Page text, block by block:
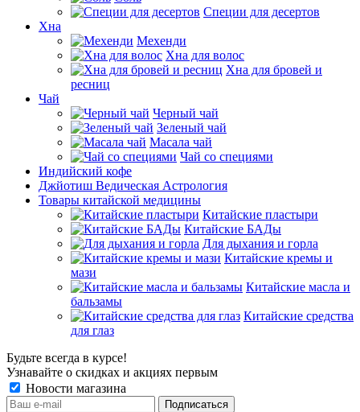
Специи для десертов
Хна
Мехенди
Хна для волос
Хна для бровей и
ресниц
Чай
Черный чай
Зеленый чай
Масала чай
Чай со специями
Индийский кофе
Джйотиш Ведическая Астрология
Товары китайской медицины
Китайские пластыри
Китайские БАДы
Для дыхания и горла
Китайские кремы и
мази
Китайские масла и
бальзамы
Китайские средства
для глаз
Будьте всегда в курсе!
Узнавайте о скидках и акциях первым
Новости магазина